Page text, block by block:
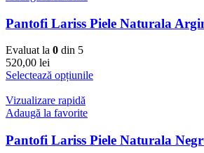
Pantofi Lariss Piele Naturala
Evaluat la 0 din 5
520,00 lei
Selectează opțiunile
Vizualizare rapidă
Adaugă la favorite
Pantofi Lariss Piele Naturala